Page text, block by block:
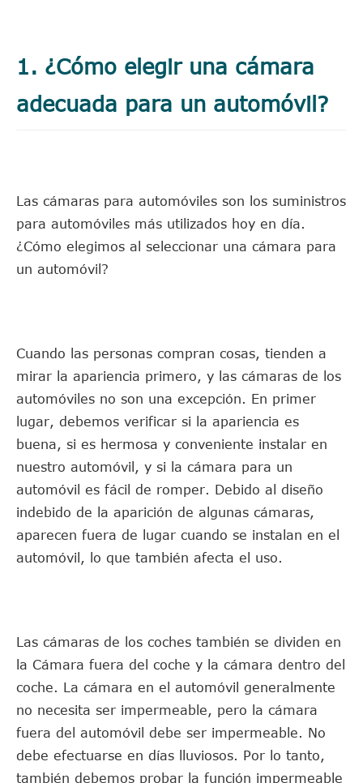
1. ¿Cómo elegir una cámara
adecuada para un automóvil?
Las cámaras para automóviles son los suministros
para automóviles más utilizados hoy en día.
¿Cómo elegimos al seleccionar una cámara para
un automóvil?
Cuando las personas compran cosas, tienden a
mirar la apariencia primero, y las cámaras de los
automóviles no son una excepción. En primer
lugar, debemos verificar si la apariencia es
buena, si es hermosa y conveniente instalar en
nuestro automóvil, y si la cámara para un
automóvil es fácil de romper. Debido al diseño
indebido de la aparición de algunas cámaras,
aparecen fuera de lugar cuando se instalan en el
automóvil, lo que también afecta el uso.
Las cámaras de los coches también se dividen en
la Cámara fuera del coche y la cámara dentro del
coche. La cámara en el automóvil generalmente
no necesita ser impermeable, pero la cámara
fuera del automóvil debe ser impermeable. No
debe efectuarse en días lluviosos. Por lo tanto,
también debemos probar la función impermeable